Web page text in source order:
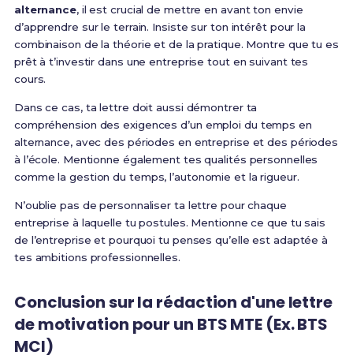
alternance, il est crucial de mettre en avant ton envie
d’apprendre sur le terrain. Insiste sur ton intérêt pour la
combinaison de la théorie et de la pratique. Montre que tu es
prêt à t’investir dans une entreprise tout en suivant tes
cours.
Dans ce cas, ta lettre doit aussi démontrer ta
compréhension des exigences d’un emploi du temps en
alternance, avec des périodes en entreprise et des périodes
à l’école. Mentionne également tes qualités personnelles
comme la gestion du temps, l’autonomie et la rigueur.
N’oublie pas de personnaliser ta lettre pour chaque
entreprise à laquelle tu postules. Mentionne ce que tu sais
de l’entreprise et pourquoi tu penses qu’elle est adaptée à
tes ambitions professionnelles.
Conclusion sur la rédaction d'une lettre
de motivation pour un BTS MTE (Ex. BTS
MCI)